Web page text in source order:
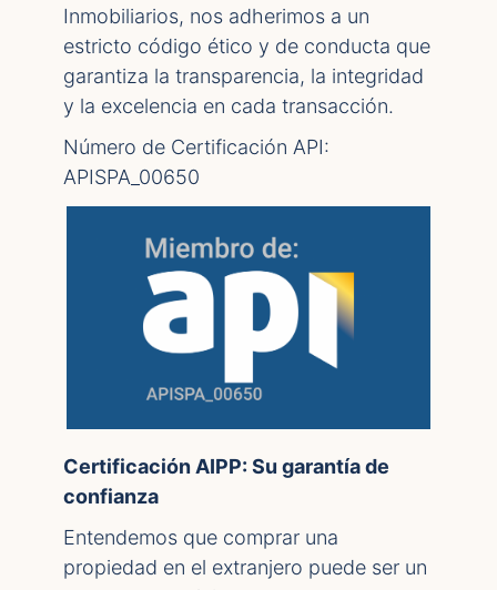
Inmobiliarios, nos adherimos a un
estricto código ético y de conducta que
garantiza la transparencia, la integridad
y la excelencia en cada transacción.
Número de Certificación API:
APISPA_00650
Certificación AIPP: Su garantía de
confianza
Entendemos que comprar una
propiedad en el extranjero puede ser un